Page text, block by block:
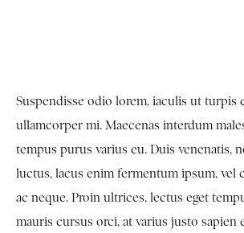
Suspendisse odio lorem, iaculis ut turpis
ullamcorper mi. Maecenas interdum
tempus purus varius eu. Duis venenatis,
luctus, lacus enim fermentum ipsum, vel
ac neque. Proin ultrices, lectus eget
mauris cursus orci, at varius justo sapien